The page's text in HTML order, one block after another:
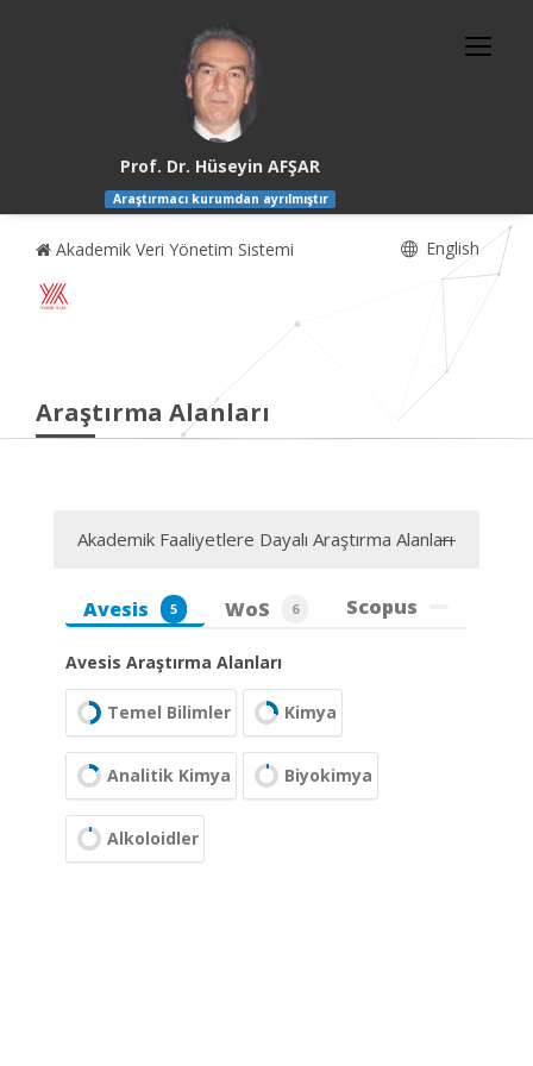
Prof. Dr. Hüseyin AFŞAR
Araştırmacı kurumdan ayrılmıştır
Akademik Veri Yönetim Sistemi English
Araştırma Alanları
Akademik Faaliyetlere Dayalı Araştırma Alanları
Avesis 5 WoS 6 Scopus
Avesis Araştırma Alanları
Temel Bilimler Kimya
Analitik Kimya Biyokimya
Alkoloidler